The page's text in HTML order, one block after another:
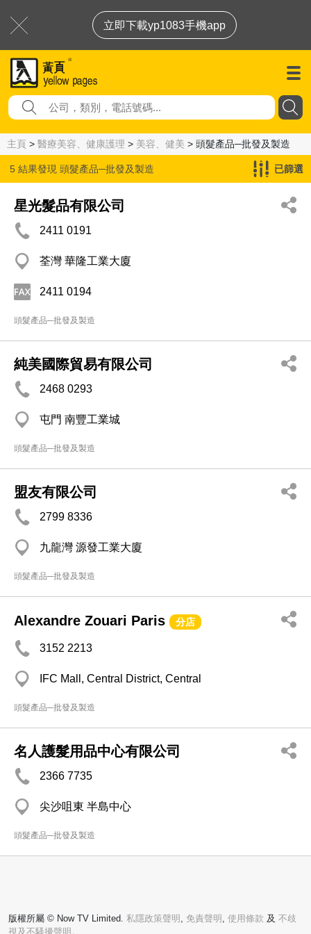
立即下載yp1083手機app
主頁 > 醫療美容、健康護理 > 美容、健美 > 頭髮產品─批發及製造
5 結果發現 頭髮產品─批發及製造 已篩選
星光髮品有限公司
2411 0191
荃灣 華隆工業大廈
2411 0194
頭髮產品─批發及製造
純美國際貿易有限公司
2468 0293
屯門 南豐工業城
頭髮產品─批發及製造
盟友有限公司
2799 8336
九龍灣 源發工業大廈
頭髮產品─批發及製造
Alexandre Zouari Paris 分店
3152 2213
IFC Mall, Central District, Central
頭髮產品─批發及製造
名人護髮用品中心有限公司
2366 7735
尖沙咀東 半島中心
頭髮產品─批發及製造
版權所屬 © Now TV Limited. 私隱政策聲明 , 免責聲明 , 使用條款 及 不歧
視及不騷擾聲明。